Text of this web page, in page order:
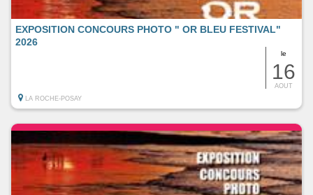
le
16
AOUT
EXPOSITION CONCOURS PHOTO " OR BLEU FESTIVAL"
2026
LA ROCHE-POSAY